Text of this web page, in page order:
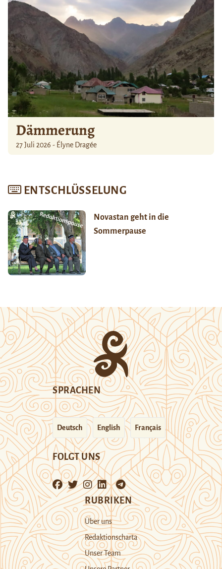
Dämmerung
27 Juli 2026 - Élyne Dragée
ENTSCHLÜSSELUNG
Novastan geht in die
Sommerpause
SPRACHEN
Deutsch English Français
FOLGT UNS
RUBRIKEN
Über uns
Redaktionscharta
Unser Team